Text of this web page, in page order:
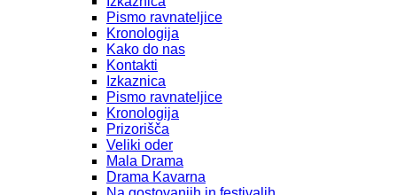
Pismo ravnateljice
Kronologija
Kako do nas
Kontakti
Izkaznica
Pismo ravnateljice
Kronologija
Prizorišča
Veliki oder
Mala Drama
Drama Kavarna